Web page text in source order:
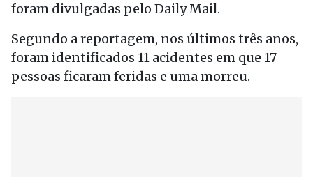
foram divulgadas pelo Daily Mail.
Segundo a reportagem, nos últimos três anos,
foram identificados 11 acidentes em que 17
pessoas ficaram feridas e uma morreu.